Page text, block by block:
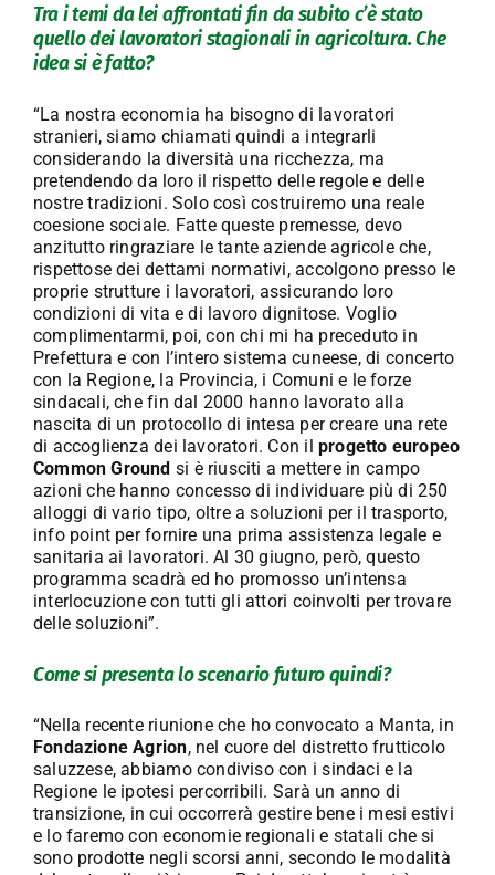
Tra i temi da lei affrontati fin da subito c’è stato
quello dei lavoratori stagionali in agricoltura. Che
idea si è fatto?
“La nostra economia ha bisogno di lavoratori
stranieri, siamo chiamati quindi a integrarli
considerando la diversità una ricchezza, ma
pretendendo da loro il rispetto delle regole e delle
nostre tradizioni. Solo così costruiremo una reale
coesione sociale. Fatte queste premesse, devo
anzitutto ringraziare le tante aziende agricole che,
rispettose dei dettami normativi, accolgono presso le
proprie strutture i lavoratori, assicurando loro
condizioni di vita e di lavoro dignitose. Voglio
complimentarmi, poi, con chi mi ha preceduto in
Prefettura e con l’intero sistema cuneese, di concerto
con la Regione, la Provincia, i Comuni e le forze
sindacali, che fin dal 2000 hanno lavorato alla
nascita di un protocollo di intesa per creare una rete
di accoglienza dei lavoratori. Con il progetto europeo
Common Ground si è riusciti a mettere in campo
azioni che hanno concesso di individuare più di 250
alloggi di vario tipo, oltre a soluzioni per il trasporto,
info point per fornire una prima assistenza legale e
sanitaria ai lavoratori. Al 30 giugno, però, questo
programma scadrà ed ho promosso un’intensa
interlocuzione con tutti gli attori coinvolti per trovare
delle soluzioni”.
Come si presenta lo scenario futuro quindi?
“Nella recente riunione che ho convocato a Manta, in
Fondazione Agrion, nel cuore del distretto frutticolo
saluzzese, abbiamo condiviso con i sindaci e la
Regione le ipotesi percorribili. Sarà un anno di
transizione, in cui occorrerà gestire bene i mesi estivi
e lo faremo con economie regionali e statali che si
sono prodotte negli scorsi anni, secondo le modalità